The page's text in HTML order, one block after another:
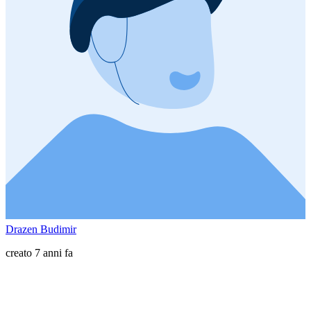
Drazen Budimir
creato 7 anni fa